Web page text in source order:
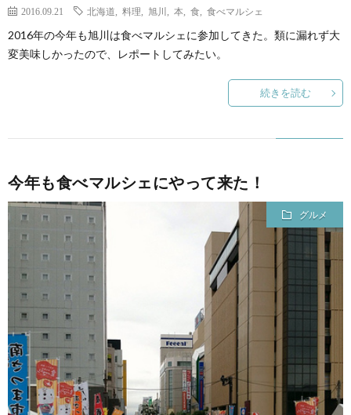
2016.09.21 北海道 料理 旭川 本 食 食べマルシェ
2016年の今年も旭川は食べマルシェに参加してきた。類に漏れず大
変美味しかったので、レポートしてみたい。
続きを読む
今年も食べマルシェにやって来た！
グルメ